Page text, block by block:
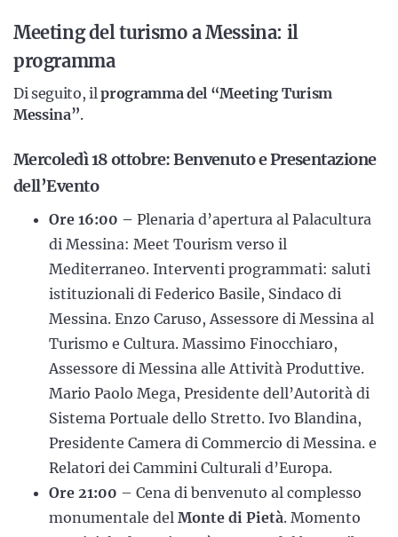
Meeting del turismo a Messina: il
programma
Di seguito, ilprogramma del “Meeting Turism
Messina”.
Mercoledì 18 ottobre: Benvenuto e Presentazione
dell’Evento
Ore 16:00 – Plenaria d’apertura al Palacultura
di Messina: Meet Tourism verso il
Mediterraneo. Interventi programmati: saluti
istituzionali di Federico Basile, Sindaco di
Messina. Enzo Caruso, Assessore di Messina al
Turismo e Cultura. Massimo Finocchiaro,
Assessore di Messina alle Attività Produttive.
Mario Paolo Mega, Presidente dell’Autorità di
Sistema Portuale dello Stretto. Ivo Blandina,
Presidente Camera di Commercio di Messina. e
Relatori dei Cammini Culturali d’Europa.
Ore 21:00 – Cena di benvenuto al complesso
monumentale del Monte di Pietà. Momento